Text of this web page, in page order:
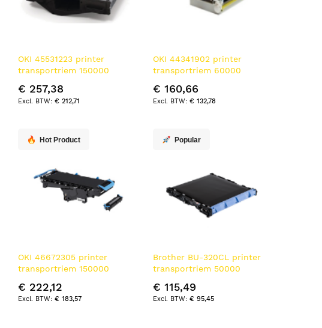
OKI 45531223 printer
transportriem 150000
€ 257,38
€ 212,71
OKI 44341902 printer
transportriem 60000
€ 160,66
€ 132,78
Hot Product
OKI 46672305 printer
transportriem 150000
€ 222,12
€ 183,57
Popular
Brother BU-320CL printer
transportriem 50000
€ 115,49
€ 95,45